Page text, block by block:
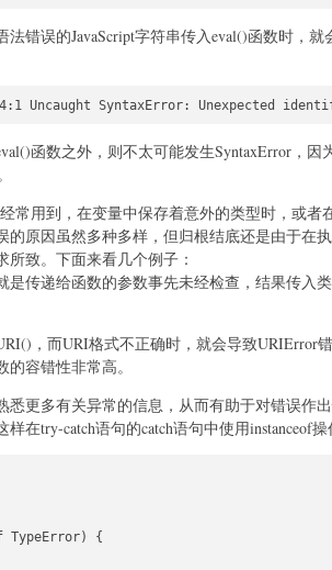
法错误的JavaScript字符串传入eval()函数时，
Uncaught SyntaxError: Unexpected
函数之外，则不太可能发生SyntaxError，因
经常用到，在变量中保存着意外的类型时，或者
的原因虽然多种多样，但归根结底还是由于在
致。下面来看几个例子：
是传递给函数的参数事先未经检查，结果传入
，而URI格式不正确时，就会导致URIError
容错性非常高。
悉更多有关异常的信息，从而有助于对错误作
在try-catch语句的catch语句中使用instanceof操
TypeError) {